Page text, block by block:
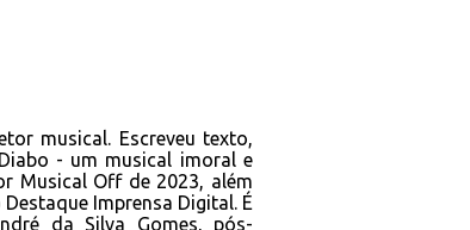
musical. Escreveu texto,
- um musical imoral e
Musical Off de 2023, além
Imprensa Digital. É
da Silva Gomes, pós-